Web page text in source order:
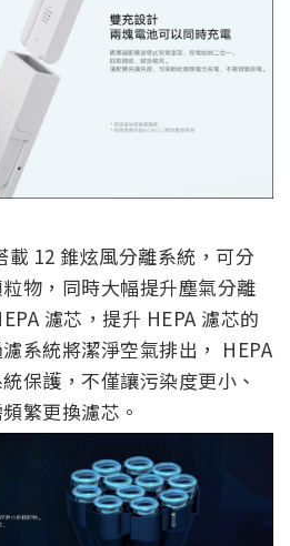
載 12 錐炫風分離系統，可分
物，同時大幅提升塵氣分離
濾芯，提升 HEPA 濾芯的
系統將潔淨空氣排出， HEPA
保護，不僅讓污染度更小、
繁更換濾芯。